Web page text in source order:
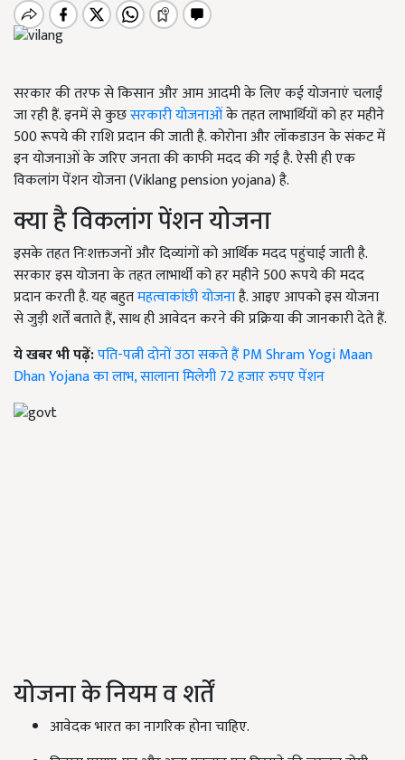
सरकार की तरफ से किसान और आम आदमी के लिए कई योजनाएं चलाईं
जा रही हैं. इनमें से कुछसरकारी योजनाओंके तहत लाभार्थियों को हर महीने
500 रूपये की राशि प्रदान की जाती है. कोरोना और लॉकडाउन के संकट में
इन योजनाओं के जरिए जनता की काफी मदद की गई है. ऐसी ही एक
विकलांग पेंशन योजना (Viklang pension yojana) है.
क्या है विकलांग पेंशन योजना
इसके तहत निःशक्तजनों और दिव्यांगों को आर्थिक मदद पहुंचाई जाती है.
सरकार इस योजना के तहत लाभार्थी को हर महीने 500 रूपये की मदद
प्रदान करती है. यह बहुतमहत्वाकांछी योजनाहै. आइए आपको इस योजना
से जुड़ी शर्तें बताते हैं, साथ ही आवेदन करने की प्रक्रिया की जानकारी देते हैं.
ये खबर भी पढ़ें:पति-पत्नी दोनों उठा सकते हैं PM Shram Yogi Maan
Dhan Yojana का लाभ, सालाना मिलेगी 72 हजार रुपए पेंशन
योजना के नियम व शर्तें
आवेदक भारत का नागरिक होना चाहिए.